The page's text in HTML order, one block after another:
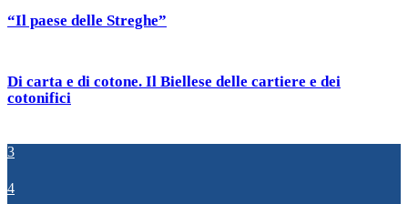
“Il paese delle Streghe”
Di carta e di cotone. Il Biellese delle cartiere e dei
cotonifici
3
4